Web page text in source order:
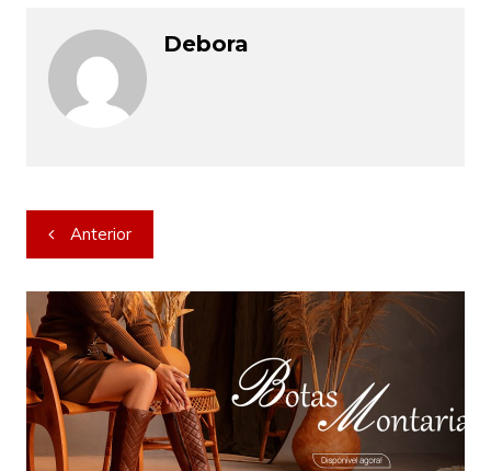
Debora
Navegação
de
Post
Anterior